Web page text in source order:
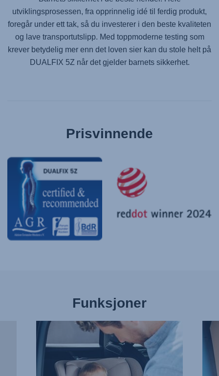
utviklingsprosessen, fra opprinnelig idé til ferdig produkt,
foregår under ett tak, så du investerer i den beste kvaliteten
og lave transportutslipp. Med toppmoderne testing som
krever betydelig mer enn det loven sier kan du stole helt på
DUALFIX 5Z når det gjelder barnets sikkerhet.
Prisvinnende
Funksjoner
FEST
SELEN
UTEN
STRESS,
NOK
FOR